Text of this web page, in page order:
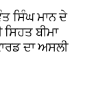
ਸਿੰਘ ਮਾਨ ਦੇ
ਬੀਮਾ
ਦਾ ਅਸਲੀ